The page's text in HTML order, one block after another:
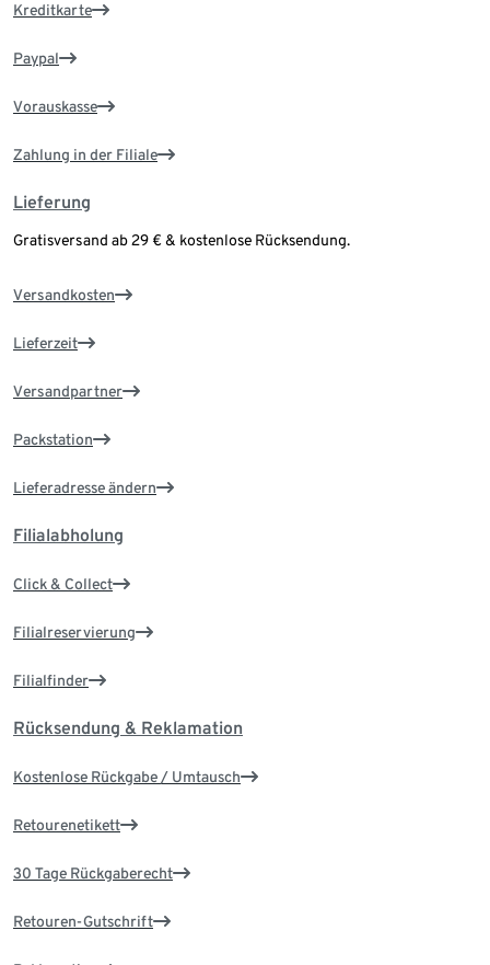
Kreditkarte
Paypal
Vorauskasse
Zahlung in der Filiale
Lieferung
Gratisversand ab 29 € & kostenlose Rücksendung.
Versandkosten
Lieferzeit
Versandpartner
Packstation
Lieferadresse ändern
Filialabholung
Click & Collect
Filialreservierung
Filialfinder
Rücksendung & Reklamation
Kostenlose Rückgabe / Umtausch
Retourenetikett
30 Tage Rückgaberecht
Retouren-Gutschrift